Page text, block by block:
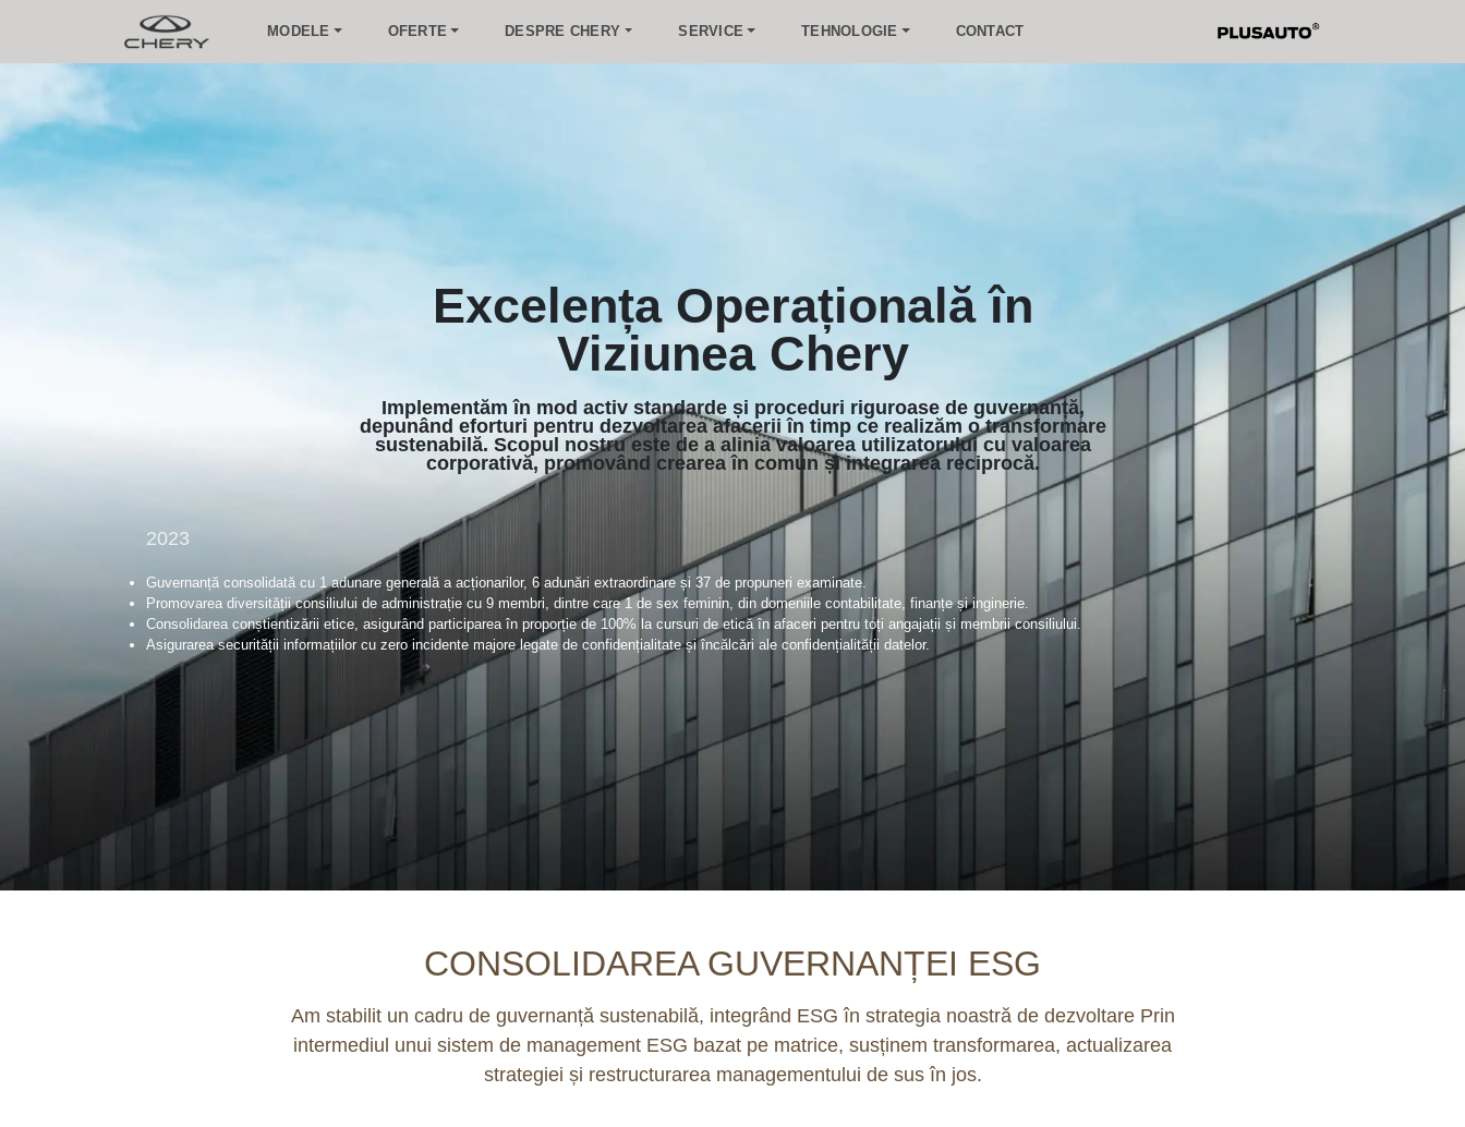
MODELE OFERTE DESPRE CHERY SERVICE TEHNOLOGIE CONTACT
Excelența Operațională în
Viziunea Chery
Implementăm în mod activ standarde și proceduri riguroase de guvernanță,
depunând eforturi pentru dezvoltarea afacerii în timp ce realizăm o transformare
sustenabilă. Scopul nostru este de a alinia valoarea utilizatorului cu valoarea
corporativă, promovând crearea în comun și integrarea reciprocă.
2023
Guvernanță consolidată cu 1 adunare generală a acționarilor, 6 adunări extraordinare și 37 de propuneri examinate.
Promovarea diversității consiliului de administrație cu 9 membri, dintre care 1 de sex feminin, din domeniile contabilitate, finanțe și inginerie.
Consolidarea conștientizării etice, asigurând participarea în proporție de 100% la cursuri de etică în afaceri pentru toți angajații și membrii consiliului.
Asigurarea securității informațiilor cu zero incidente majore legate de confidențialitate și încălcări ale confidențialității datelor.
CONSOLIDAREA GUVERNANȚEI ESG
Am stabilit un cadru de guvernanță sustenabilă, integrând ESG în strategia noastră de dezvoltare Prin
intermediul unui sistem de management ESG bazat pe matrice, susținem transformarea, actualizarea
strategiei și restructurarea managementului de sus în jos.